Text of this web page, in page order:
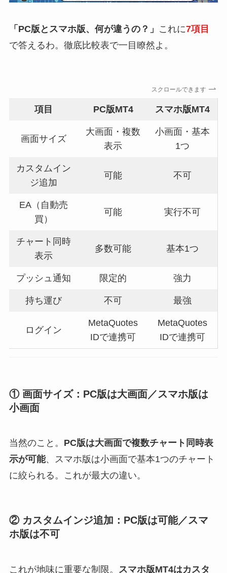
「PC版とスマホ版、何が違うの？」 これに7項目
で答えるわ。徹底比較表で一目瞭然よ。
スクロールできます
項目 PC版MT4 スマホ版MT4
画面サイズ
大画面・複数
表示
小画面・基本
1つ
カスタムイン
ジ追加
可能 不可
EA（自動売
買）
可能 実行不可
チャート同時
表示
多数可能 基本1つ
プッシュ通知 限定的 強力
持ち運び 不可 最強
ログイン
MetaQuotes
IDで連携可
MetaQuotes
IDで連携可
① 画面サイズ：PC版は大画面／スマホ版は
小画面
当然のこと。 PC版は大画面で複数チャート同時表
示が可能、スマホ版は小画面で基本1つのチャート
に絞られる。これが最大の違い。
② カスタムインジ追加：PC版は可能／スマ
ホ版は不可
これが地味に重要な制限。 スマホ版MT4はカスタ